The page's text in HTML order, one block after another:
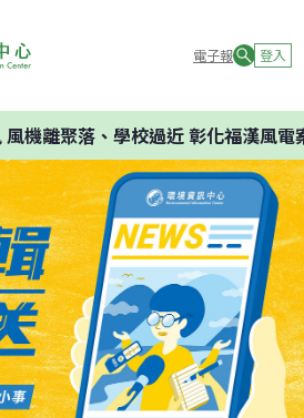
電子報 登入
機離聚落、學校過近 彰化福漢風電